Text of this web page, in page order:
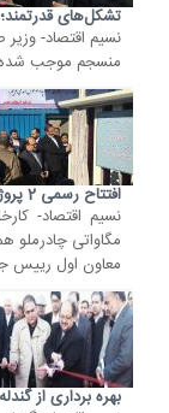
تشکل‌های
نسیم اقتصاد-
منسجم موجب شده
افتتاح رسمی 2 پروژ بزرگ چادرملو
مگاواتی چادرملو
معاون اول رییس
بهره برداری از